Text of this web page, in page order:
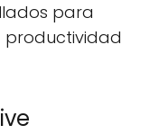
para
productividad